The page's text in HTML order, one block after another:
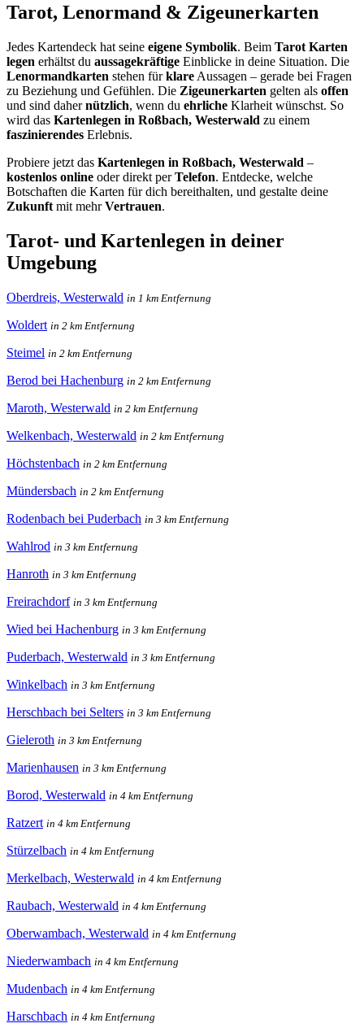
Tarot, Lenormand & Zigeunerkarten
Jedes Kartendeck hat seine eigene Symbolik. Beim Tarot Karten
legen erhältst du aussagekräftige Einblicke in deine Situation. Die
Lenormandkarten stehen fürklare Aussagen – gerade bei Fragen
zu Beziehung und Gefühlen. Die Zigeunerkarten gelten als offen
und sind dahernützlich, wenn du ehrliche Klarheit wünschst. So
wird das Kartenlegen in Roßbach, Westerwald zu einem
faszinierendes Erlebnis.
Probiere jetzt das Kartenlegen in Roßbach, Westerwald –
kostenlos online oder direkt perTelefon. Entdecke, welche
Botschaften die Karten für dich bereithalten, und gestalte deine
Zukunft mit mehrVertrauen.
Tarot- und Kartenlegen in deiner
Umgebung
Oberdreis, Westerwald in 1 km Entfernung
Woldert in 2 km Entfernung
Steimel in 2 km Entfernung
Berod bei Hachenburg in 2 km Entfernung
Maroth, Westerwald in 2 km Entfernung
Welkenbach, Westerwald in 2 km Entfernung
Höchstenbach in 2 km Entfernung
Mündersbach in 2 km Entfernung
Rodenbach bei Puderbach in 3 km Entfernung
Wahlrod in 3 km Entfernung
Hanroth in 3 km Entfernung
Freirachdorf in 3 km Entfernung
Wied bei Hachenburg in 3 km Entfernung
Puderbach, Westerwald in 3 km Entfernung
Winkelbach in 3 km Entfernung
Herschbach bei Selters in 3 km Entfernung
Gieleroth in 3 km Entfernung
Marienhausen in 3 km Entfernung
Borod, Westerwald in 4 km Entfernung
Ratzert in 4 km Entfernung
Stürzelbach in 4 km Entfernung
Merkelbach, Westerwald in 4 km Entfernung
Raubach, Westerwald in 4 km Entfernung
Oberwambach, Westerwald in 4 km Entfernung
Niederwambach in 4 km Entfernung
Mudenbach in 4 km Entfernung
Harschbach in 4 km Entfernung